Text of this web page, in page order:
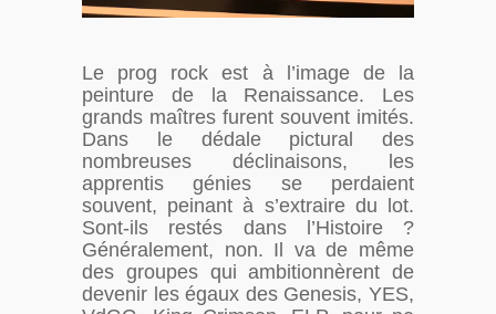
Le prog rock est à l’image de la
peinture de la Renaissance. Les
grands maîtres furent souvent imités.
Dans le dédale pictural des
nombreuses déclinaisons, les
apprentis génies se perdaient
souvent, peinant à s’extraire du lot.
Sont-ils restés dans l’Histoire ?
Généralement, non. Il va de même
des groupes qui ambitionnèrent de
devenir les égaux des Genesis, YES,